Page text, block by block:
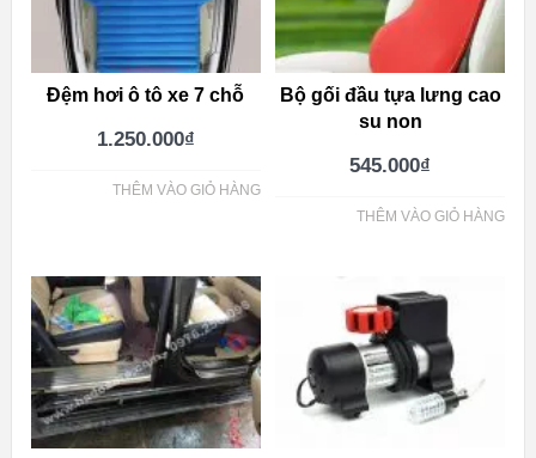
Đệm hơi ô tô xe 7 chỗ
1.250.000₫
THÊM VÀO GIỎ HÀNG
Bộ gối đầu tựa lưng cao
su non
545.000₫
THÊM VÀO GIỎ HÀNG